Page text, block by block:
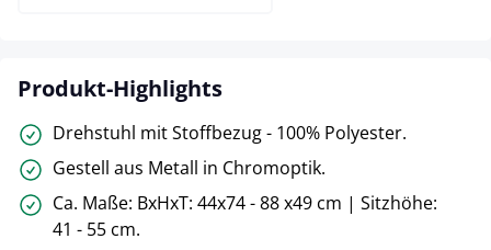
Produkt-Highlights
Drehstuhl mit Stoffbezug - 100% Polyester.
Gestell aus Metall in Chromoptik.
Ca. Maße: BxHxT: 44x74 - 88 x49 cm | Sitzhöhe:
41 - 55 cm.